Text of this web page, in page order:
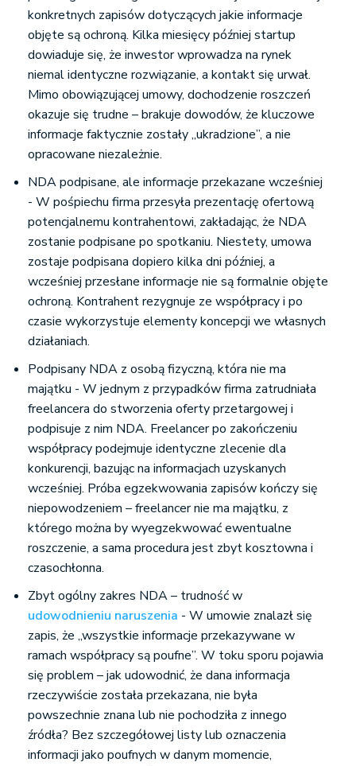
konkretnych zapisów dotyczących jakie informacje
objęte są ochroną. Kilka miesięcy później startup
dowiaduje się, że inwestor wprowadza na rynek
niemal identyczne rozwiązanie, a kontakt się urwał.
Mimo obowiązującej umowy, dochodzenie roszczeń
okazuje się trudne – brakuje dowodów, że kluczowe
informacje faktycznie zostały „ukradzione”, a nie
opracowane niezależnie.
NDA podpisane, ale informacje przekazane wcześniej
- W pośpiechu firma przesyła prezentację ofertową
potencjalnemu kontrahentowi, zakładając, że NDA
zostanie podpisane po spotkaniu. Niestety, umowa
zostaje podpisana dopiero kilka dni później, a
wcześniej przesłane informacje nie są formalnie objęte
ochroną. Kontrahent rezygnuje ze współpracy i po
czasie wykorzystuje elementy koncepcji we własnych
działaniach.
Podpisany NDA z osobą fizyczną, która nie ma
majątku - W jednym z przypadków firma zatrudniała
freelancera do stworzenia oferty przetargowej i
podpisuje z nim NDA. Freelancer po zakończeniu
współpracy podejmuje identyczne zlecenie dla
konkurencji, bazując na informacjach uzyskanych
wcześniej. Próba egzekwowania zapisów kończy się
niepowodzeniem – freelancer nie ma majątku, z
którego można by wyegzekwować ewentualne
roszczenie, a sama procedura jest zbyt kosztowna i
czasochłonna.
Zbyt ogólny zakres NDA – trudność w
udowodnieniu naruszenia - W umowie znalazł się
zapis, że „wszystkie informacje przekazywane w
ramach współpracy są poufne”. W toku sporu pojawia
się problem – jak udowodnić, że dana informacja
rzeczywiście została przekazana, nie była
powszechnie znana lub nie pochodziła z innego
źródła? Bez szczegółowej listy lub oznaczenia
informacji jako poufnych w danym momencie,